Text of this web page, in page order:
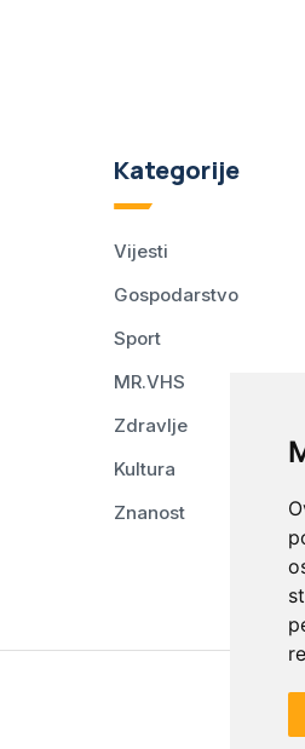
Kategorije
Vijesti
Gospodarstvo
Sport
MR.VHS
Zdravlje
Kultura
Znanost